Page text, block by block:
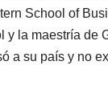
School of
y la maestría de
a su país y no